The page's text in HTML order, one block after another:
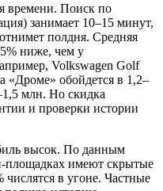
времени. Поиск по
занимает 10–15 минут,
полдня. Средняя
ниже, чем у
Volkswagen Golf
«Дроме» обойдется в 1,2–
млн. Но скидка
и проверки истории
высок. По данным
площадках имеют скрытые
числятся в угоне. Частные